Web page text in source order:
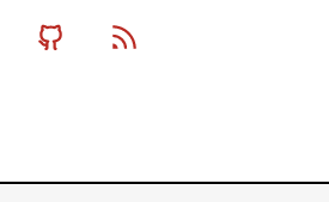
MastodonGithub